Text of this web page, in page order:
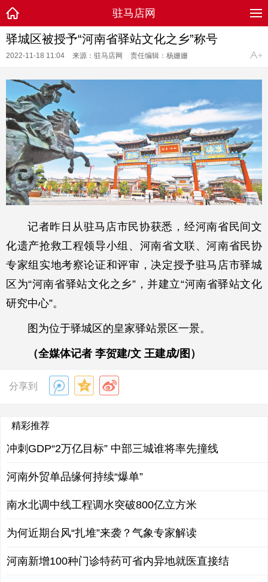
驻马店网
驿城区被授予“河南省驿站文化之乡”称号
2022-11-18 11:04 来源：驻马店网 责任编辑：杨姗姗
记者昨日从驻马店市民协获悉，经河南省民间文
化遗产抢救工程领导小组、河南省文联、河南省民协
专家组实地考察论证和评审，决定授予驻马店市驿城
区为“河南省驿站文化之乡”，并建立“河南省驿站文化
研究中心”。
图为位于驿城区的皇家驿站景区一景。
（全媒体记者 李贺建/文 王建成/图）
分享到
精彩推荐
冲刺GDP“2万亿目标” 中部三城谁将率先撞线
河南外贸单品缘何持续“爆单”
南水北调中线工程调水突破800亿立方米
为何近期台风“扎堆”来袭？气象专家解读
河南新增100种门诊特药可省内异地就医直接结